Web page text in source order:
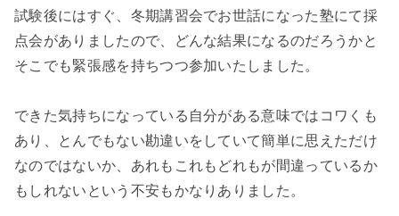
試験後にはすぐ、冬期講習会でお世話になった塾にて採
点会がありましたので、どんな結果になるのだろうかと
そこでも緊張感を持ちつつ参加いたしました。
できた気持ちになっている自分がある意味ではコワくも
あり、とんでもない勘違いをしていて簡単に思えただけ
なのではないか、あれもこれもどれもが間違っているか
もしれないという不安もかなりありました。